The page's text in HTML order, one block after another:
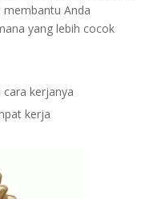
Anda
yang lebih cocok
kerjanya
kerja